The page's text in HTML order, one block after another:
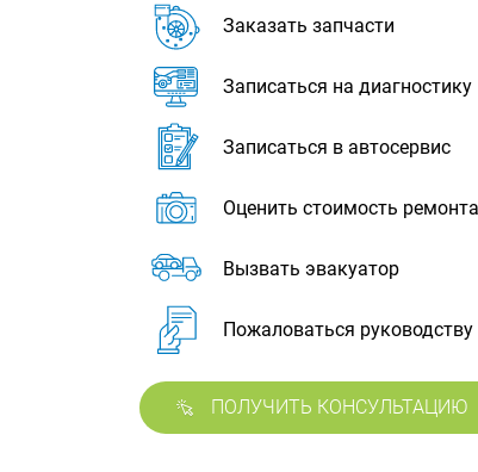
Заказать запчасти
Записаться на диагностику
Записаться в автосервис
Оценить стоимость
Вызвать эвакуатор
Пожаловаться руководству
ПОЛУЧИТЬ КОНСУЛЬТАЦИЮ